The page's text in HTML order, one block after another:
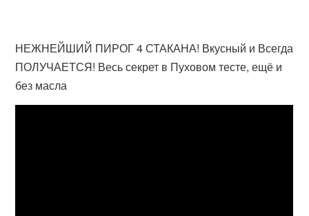
НЕЖНЕЙШИЙ ПИРОГ 4 СТАКАНА! Вкусный и Всегда
ПОЛУЧАЕТСЯ! Весь секрет в Пуховом тесте, ещё и
без масла